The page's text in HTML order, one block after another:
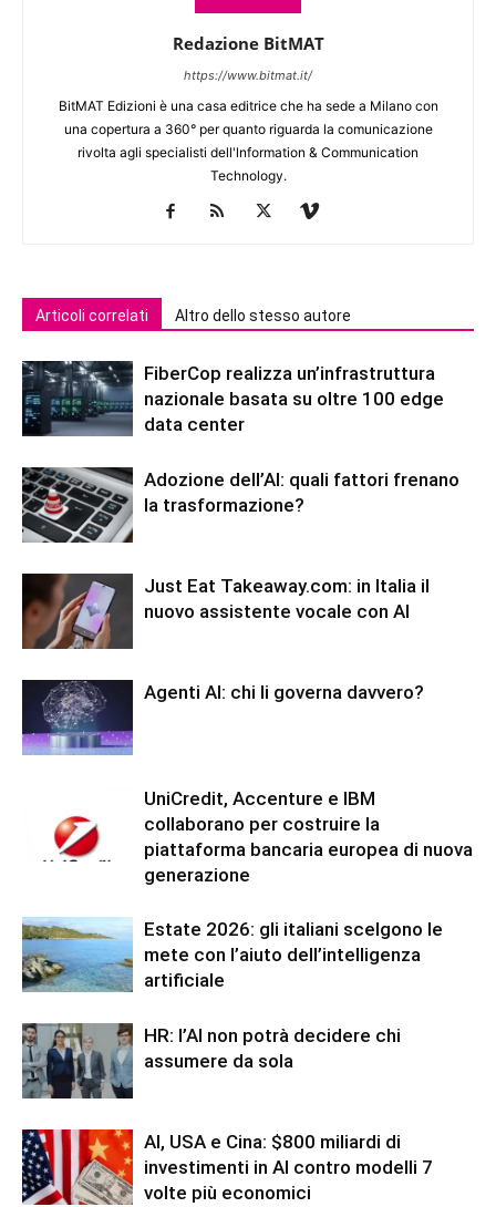
Redazione BitMAT
https://www.bitmat.it/
BitMAT Edizioni è una casa editrice che ha sede a Milano con
una copertura a 360° per quanto riguarda la comunicazione
rivolta agli specialisti dell'lnformation & Communication
Technology.
Articoli correlati Altro dello stesso autore
FiberCop realizza un’infrastruttura
nazionale basata su oltre 100 edge
data center
Adozione dell’AI: quali fattori frenano
la trasformazione?
Just Eat Takeaway.com: in Italia il
nuovo assistente vocale con AI
Agenti AI: chi li governa davvero?
UniCredit, Accenture e IBM
collaborano per costruire la
piattaforma bancaria europea di nuova
generazione
Estate 2026: gli italiani scelgono le
mete con l’aiuto dell’intelligenza
artificiale
HR: l’AI non potrà decidere chi
assumere da sola
AI, USA e Cina: $800 miliardi di
investimenti in AI contro modelli 7
volte più economici